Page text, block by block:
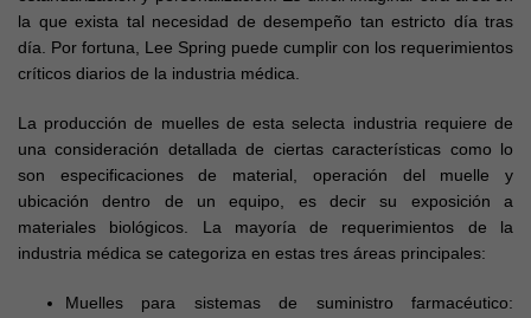
la que exista tal necesidad de desempeño tan estricto día tras
día. Por fortuna, Lee Spring puede cumplir con los requerimientos
críticos diarios de la industria médica.
La producción de muelles de esta selecta industria requiere de
una consideración detallada de ciertas características como lo
son especificaciones de material, operación del muelle y
ubicación dentro de un equipo, es decir su exposición a
materiales biológicos. La mayoría de requerimientos de la
industria médica se categoriza en estas tres áreas principales:
Muelles para sistemas de suministro farmacéutico: